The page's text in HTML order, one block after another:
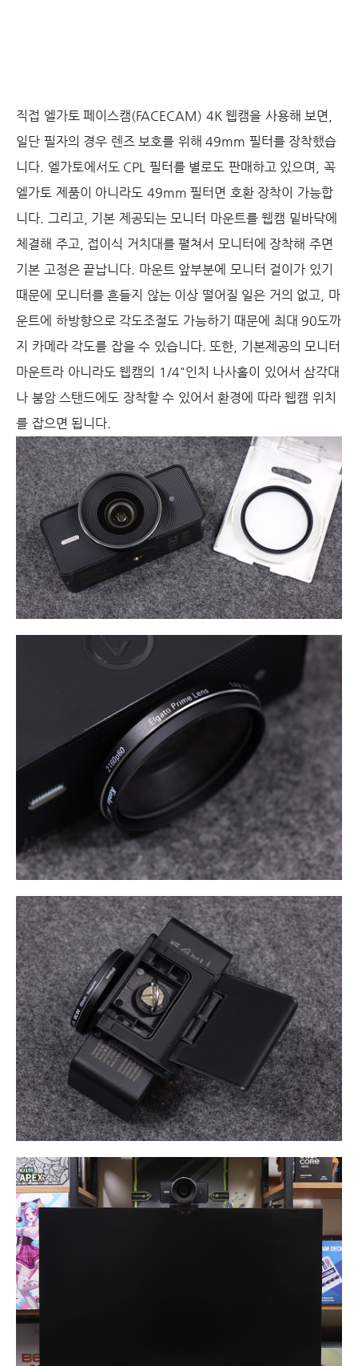
직접 엘가토 페이스캠(FACECAM) 4K 웹캠을 사용해 보면,
일단 필자의 경우 렌즈 보호를 위해 49mm 필터를 장착했습
니다. 엘가토에서도 CPL 필터를 별로도 판매하고 있으며, 꼭
엘가토 제품이 아니라도 49mm 필터면 호환 장착이 가능합
니다. 그리고, 기본 제공되는 모니터 마운트를 웹캠 밑바닥에
체결해 주고, 접이식 거치대를 펼쳐서 모니터에 장착해 주면
기본 고정은 끝납니다. 마운트 앞부분에 모니터 걸이가 있기
때문에 모니터를 흔들지 않는 이상 떨어질 일은 거의 없고, 마
운트에 하방향으로 각도조절도 가능하기 때문에 최대 90도까
지 카메라 각도를 잡을 수 있습니다. 또한, 기본제공의 모니터
마운트라 아니라도 웹캠의 1/4"인치 나사홀이 있어서 삼각대
나 붐암 스탠드에도 장착할 수 있어서 환경에 따라 웹캠 위치
를 잡으면 됩니다.